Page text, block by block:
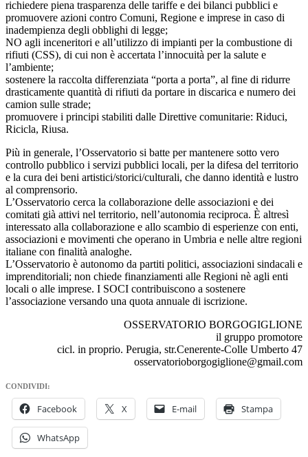
richiedere piena trasparenza delle tariffe e dei bilanci pubblici e
promuovere azioni contro Comuni, Regione e imprese in caso di
inadempienza degli obblighi di legge;
NO agli inceneritori e all’utilizzo di impianti per la combustione di
rifiuti (CSS), di cui non è accertata l’innocuità per la salute e
l’ambiente;
sostenere la raccolta differenziata “porta a porta”, al fine di ridurre
drasticamente quantità di rifiuti da portare in discarica e numero dei
camion sulle strade;
promuovere i principi stabiliti dalle Direttive comunitarie: Riduci,
Ricicla, Riusa.
Più in generale, l’Osservatorio si batte per mantenere sotto vero
controllo pubblico i servizi pubblici locali, per la difesa del territorio
e la cura dei beni artistici/storici/culturali, che danno identità e lustro
al comprensorio.
L’Osservatorio cerca la collaborazione delle associazioni e dei
comitati già attivi nel territorio, nell’autonomia reciproca. È altresì
interessato alla collaborazione e allo scambio di esperienze con enti,
associazioni e movimenti che operano in Umbria e nelle altre regioni
italiane con finalità analoghe.
L’Osservatorio è autonomo da partiti politici, associazioni sindacali e
imprenditoriali; non chiede finanziamenti alle Regioni nè agli enti
locali o alle imprese. I SOCI contribuiscono a sostenere
l’associazione versando una quota annuale di iscrizione.
OSSERVATORIO BORGOGIGLIONE
il gruppo promotore
cicl. in proprio. Perugia, str.Cenerente-Colle Umberto 47
osservatorioborgogiglione@gmail.com
CONDIVIDI:
Facebook X E-mail Stampa
WhatsApp